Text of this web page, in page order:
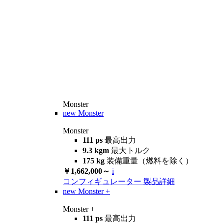
Monster
new Monster
Monster
111 ps 最高出力
9.3 kgm 最大トルク
175 kg 装備重量（燃料を除く）
￥1,662,000～ i
コンフィギュレーター 製品詳細
new Monster +
Monster +
111 ps 最高出力